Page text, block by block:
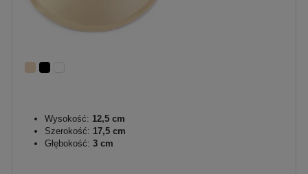
Wysokość: 12,5 cm
Szerokość: 17,5 cm
Głębokość: 3 cm